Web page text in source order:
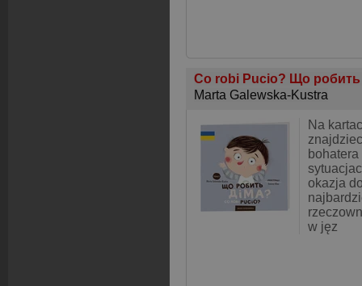
Co robi Pucio? Що
Marta Galewska-Kustra
Na
okazja
w jęz